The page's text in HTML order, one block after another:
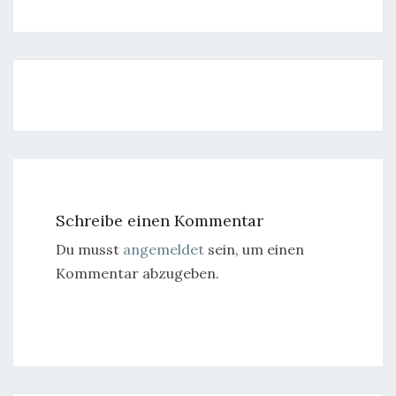
Schreibe einen Kommentar
Du musst angemeldet sein, um einen
Kommentar abzugeben.